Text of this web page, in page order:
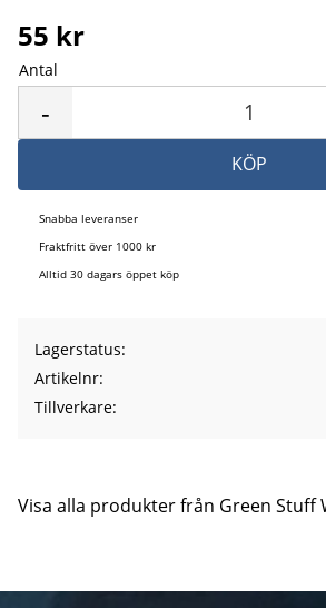
55 kr
Antal
-
KÖP
Snabba leveranser
Fraktfritt över 1000 kr
Alltid 30 dagars öppet köp
Lagerstatus
Artikelnr
Tillverkare
Visa alla produkter från Green Stuff